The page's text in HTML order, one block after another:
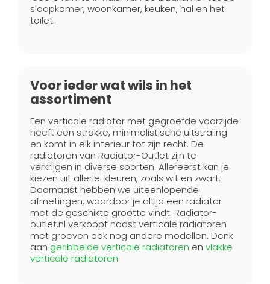
slaapkamer, woonkamer, keuken, hal en het
toilet.
Voor ieder wat wils in het
assortiment
Een verticale radiator met gegroefde voorzijde
heeft een strakke, minimalistische uitstraling
en komt in elk interieur tot zijn recht. De
radiatoren van Radiator-Outlet zijn te
verkrijgen in diverse soorten. Allereerst kan je
kiezen uit allerlei kleuren, zoals wit en zwart.
Daarnaast hebben we uiteenlopende
afmetingen, waardoor je altijd een radiator
met de geschikte grootte vindt. Radiator-
outlet.nl verkoopt naast verticale radiatoren
met groeven ook nog andere modellen. Denk
aan geribbelde verticale radiatoren en vlakke
verticale radiatoren.